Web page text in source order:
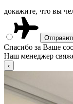
докажите, что вы
Спасибо за Ваше
Наш менеджер